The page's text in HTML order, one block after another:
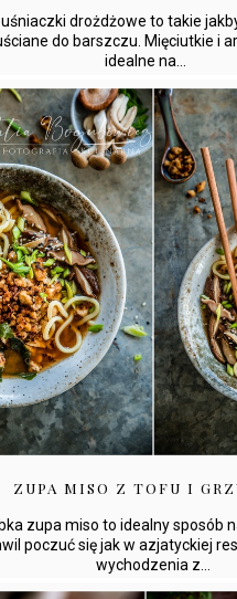
drożdżowe to takie
do barszczu. Mięciutkie i
idealne na...
ZUPA MISO Z TOFU I
zupa miso to idealny sposób
poczuć się jak w azjatyckiej
wychodzenia z...